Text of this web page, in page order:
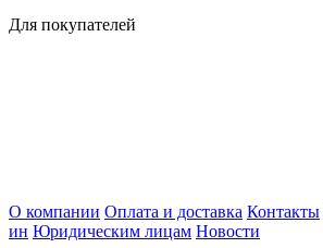
Для покупателей
О компании Оплата и доставка Контакты
ин Юридическим лицам Новости